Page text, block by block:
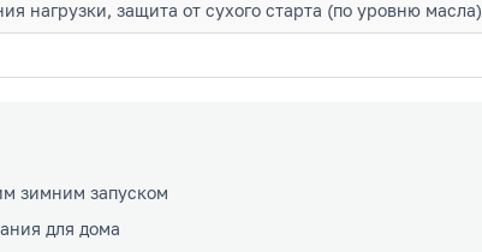
нагрузки, защита от сухого старта (по уровню масла)
зимним запуском
для дома